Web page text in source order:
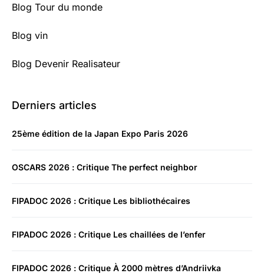
Blog Tour du monde
Blog vin
Blog Devenir Realisateur
Derniers articles
25ème édition de la Japan Expo Paris 2026
OSCARS 2026 : Critique The perfect neighbor
FIPADOC 2026 : Critique Les bibliothécaires
FIPADOC 2026 : Critique Les chaillées de l’enfer
FIPADOC 2026 : Critique À 2000 mètres d’Andriivka